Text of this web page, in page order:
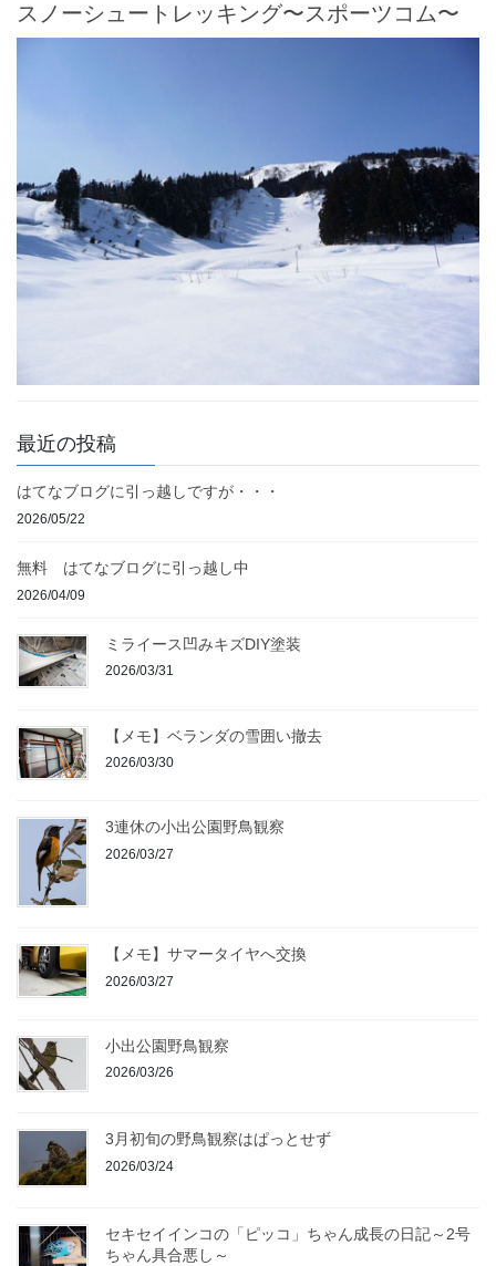
スノーシュートレッキング〜スポーツコム〜
最近の投稿
はてなブログに引っ越しですが・・・
2026/05/22
無料 はてなブログに引っ越し中
2026/04/09
ミライース凹みキズDIY塗装
2026/03/31
【メモ】ベランダの雪囲い撤去
2026/03/30
3連休の小出公園野鳥観察
2026/03/27
【メモ】サマータイヤへ交換
2026/03/27
小出公園野鳥観察
2026/03/26
3月初旬の野鳥観察はぱっとせず
2026/03/24
セキセイインコの「ピッコ」ちゃん成長の日記～2号
ちゃん具合悪し～